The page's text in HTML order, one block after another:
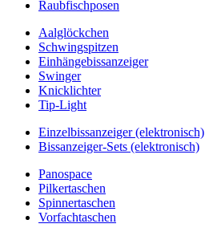
Raubfischposen
Aalglöckchen
Schwingspitzen
Einhängebissanzeiger
Swinger
Knicklichter
Tip-Light
Einzelbissanzeiger (elektronisch)
Bissanzeiger-Sets (elektronisch)
Panospace
Pilkertaschen
Spinnertaschen
Vorfachtaschen